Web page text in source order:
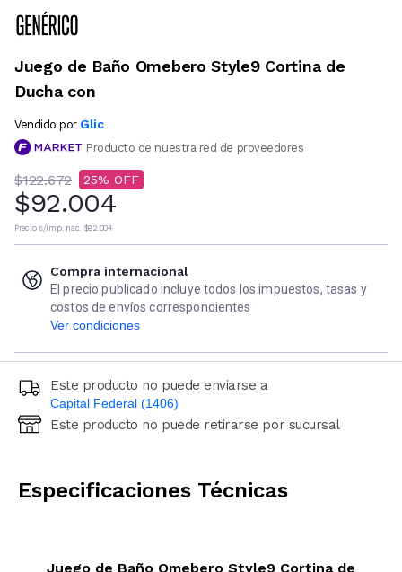
Juego de Baño Omebero Style9 Cortina de
Ducha con
Vendido por Glic
Producto de nuestra red de proveedores
$122.672 25
$92.004
Precio s/imp. nac. $92.004
Compra internacional
El precio publicado incluye todos los impuestos, tasas y
costos de envíos correspondientes
Ver condiciones
Este producto no puede enviarse a
Capital Federal (1406)
Ingresá código postal (sólo números)
Este producto no puede retirarse por sucursal
Especificaciones Técnicas
Juego de Baño Omebero Style9 Cortina de